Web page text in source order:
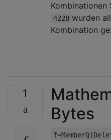
Kombinationen
4228 wurden
Kombination
1
Bytes